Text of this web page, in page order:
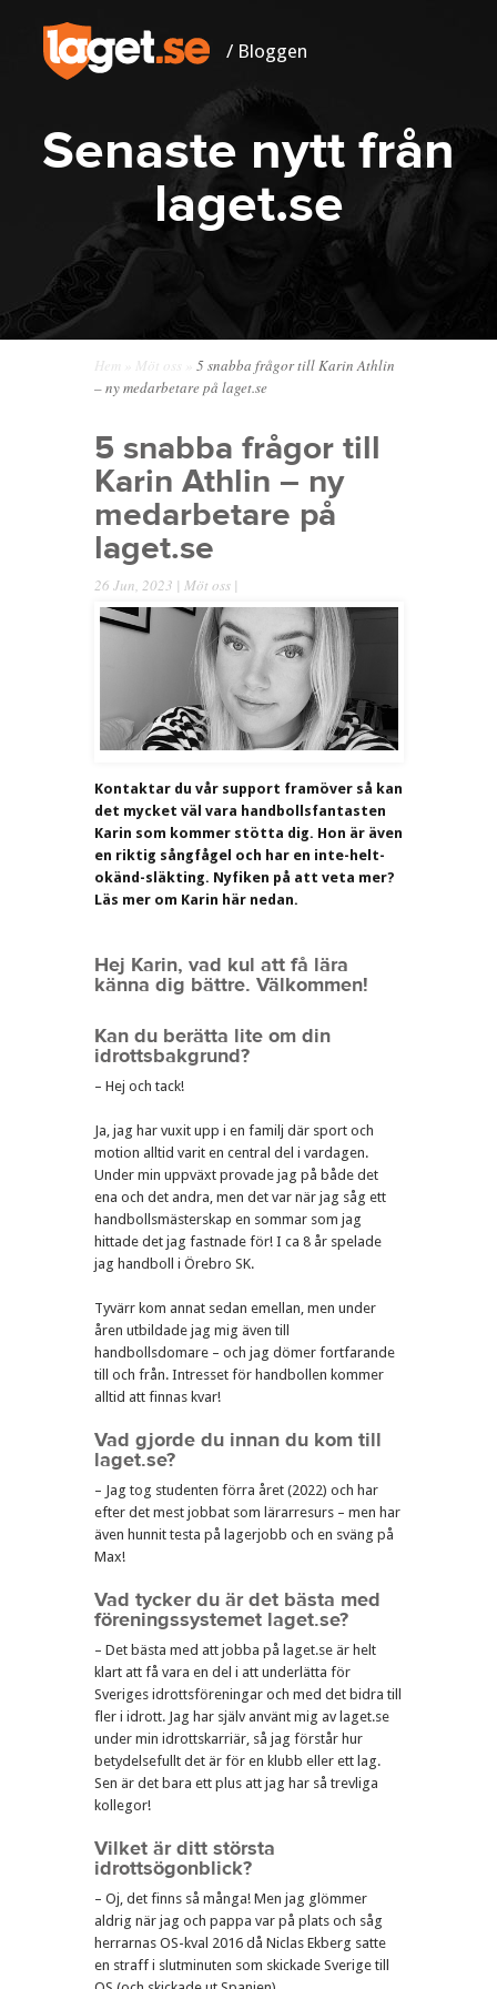
/ Bloggen
Senaste nytt från
laget.se
Hem Möt oss
5 snabba frågor till Karin Athlin
– ny medarbetare på laget.se
5 snabba frågor till
Karin Athlin – ny
medarbetare på
laget.se
26 Jun, 2023 | Möt oss|
Kontaktar du vår support framöver så kan
det mycket väl vara handbollsfantasten
Karin som kommer stötta dig. Hon är även
en riktig sångfågel och har en inte-helt-
okänd-släkting. Nyfiken på att veta mer?
Läs mer om Karin här nedan.
Hej Karin, vad kul att få lära
känna dig bättre. Välkommen!
Kan du berätta lite om din
idrottsbakgrund?
– Hej och tack!
Ja, jag har vuxit upp i en familj där sport och
motion alltid varit en central del i vardagen.
Under min uppväxt provade jag på både det
ena och det andra, men det var när jag såg ett
handbollsmästerskap en sommar som jag
hittade det jag fastnade för! I ca 8 år spelade
jag handboll i Örebro SK.
Tyvärr kom annat sedan emellan, men under
åren utbildade jag mig även till
handbollsdomare – och jag dömer fortfarande
till och från. Intresset för handbollen kommer
alltid att finnas kvar!
Vad gjorde du innan du kom till
laget.se?
– Jag tog studenten förra året (2022) och har
efter det mest jobbat som lärarresurs – men har
även hunnit testa på lagerjobb och en sväng på
Max!
Vad tycker du är det bästa med
föreningssystemet laget.se?
– Det bästa med att jobba på laget.se är helt
klart att få vara en del i att underlätta för
Sveriges idrottsföreningar och med det bidra till
fler i idrott. Jag har själv använt mig av laget.se
under min idrottskarriär, så jag förstår hur
betydelsefullt det är för en klubb eller ett lag.
Sen är det bara ett plus att jag har så trevliga
kollegor!
Vilket är ditt största
idrottsögonblick?
– Oj, det finns så många! Men jag glömmer
aldrig när jag och pappa var på plats och såg
herrarnas OS-kval 2016 då Niclas Ekberg satte
en straff i slutminuten som skickade Sverige till